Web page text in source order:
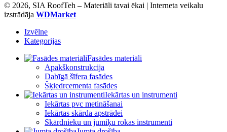
© 2026, SIA RoofTeh – Materiāli tavai ēkai | Interneta veikalu
izstrādāja WDMarket
Izvēlne
Kategorijas
Fasādes materiāli
Apakškonstrukcija
Dabīgā šīfera fasādes
Šķiedrcementa fasādes
Iekārtas un instrumenti
Iekārtas pvc metināšanai
Iekārtas skārda apstrādei
Skārdnieku un jumiķu rokas instrumenti